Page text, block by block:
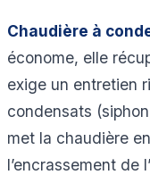
Chaudière à
économe, elle
exige un entretien
condensats
met la chaudière
l’encrassement de